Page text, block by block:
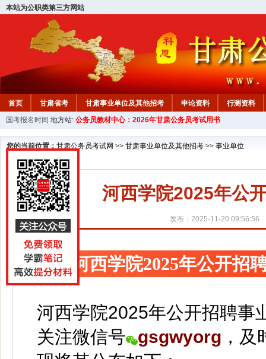
本站为公职类第三方网站
首页 甘肃省考 甘肃事业单位及其他招考 申论资料
行测资料
国考报名时间 地方站: 公务员教材中心：2026年甘肃公务员考试用书
您的当前位置： 甘肃公务员考试网 >> 甘肃事业单位及其他招考 >> 事业单位
河西学院2025年公
发布：2025-11-20 09:56:56
河西学院2025年公开招
河西学院2025年公开招聘事
关注微信号 gsgwyorg ， 及